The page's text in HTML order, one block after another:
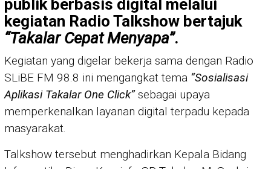
publik berbasis digital melalui
kegiatan Radio Talkshow bertajuk
“Takalar Cepat Menyapa”.
Kegiatan yang digelar bekerja sama dengan Radio
SLiBE FM 98.8 ini mengangkat tema “Sosialisasi
Aplikasi Takalar One Click”sebagai upaya
memperkenalkan layanan digital terpadu kepada
masyarakat.
Talkshow tersebut menghadirkan Kepala Bidang